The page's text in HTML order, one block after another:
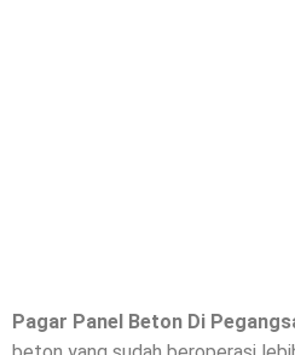
Pagar Panel Beton Di